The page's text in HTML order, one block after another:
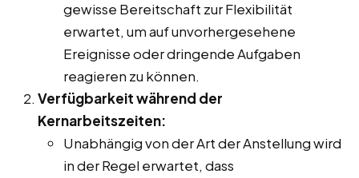
gewisse Bereitschaft zur Flexibilität
erwartet, um auf unvorhergesehene
Ereignisse oder dringende Aufgaben
reagieren zu können.
Verfügbarkeit während der
Kernarbeitszeiten:
Unabhängig von der Art der Anstellung wird
in der Regel erwartet, dass